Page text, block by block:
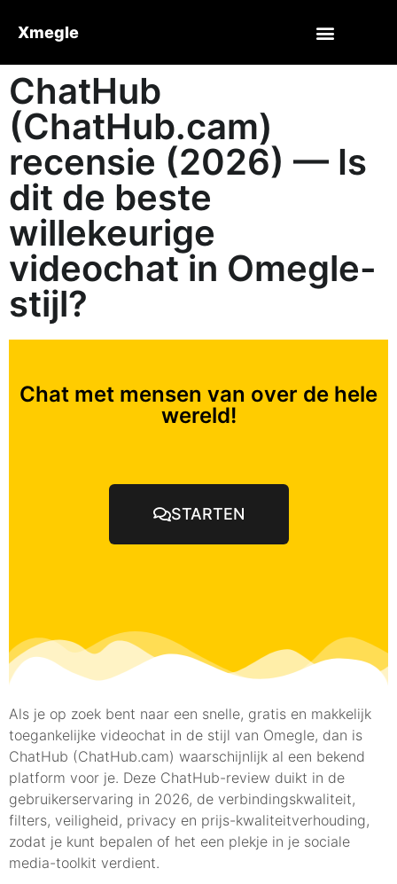
Xmegle
ChatHub
(ChatHub.cam)
recensie (2026) — Is
dit de beste
willekeurige
videochat in Omegle-
stijl?
Chat met mensen van over de hele
wereld!
STARTEN
Als je op zoek bent naar een snelle, gratis en makkelijk
toegankelijke videochat in de stijl van Omegle, dan is
ChatHub (ChatHub.cam) waarschijnlijk al een bekend
platform voor je. Deze ChatHub-review duikt in de
gebruikerservaring in 2026, de verbindingskwaliteit,
filters, veiligheid, privacy en prijs-kwaliteitverhouding,
zodat je kunt bepalen of het een plekje in je sociale
media-toolkit verdient.